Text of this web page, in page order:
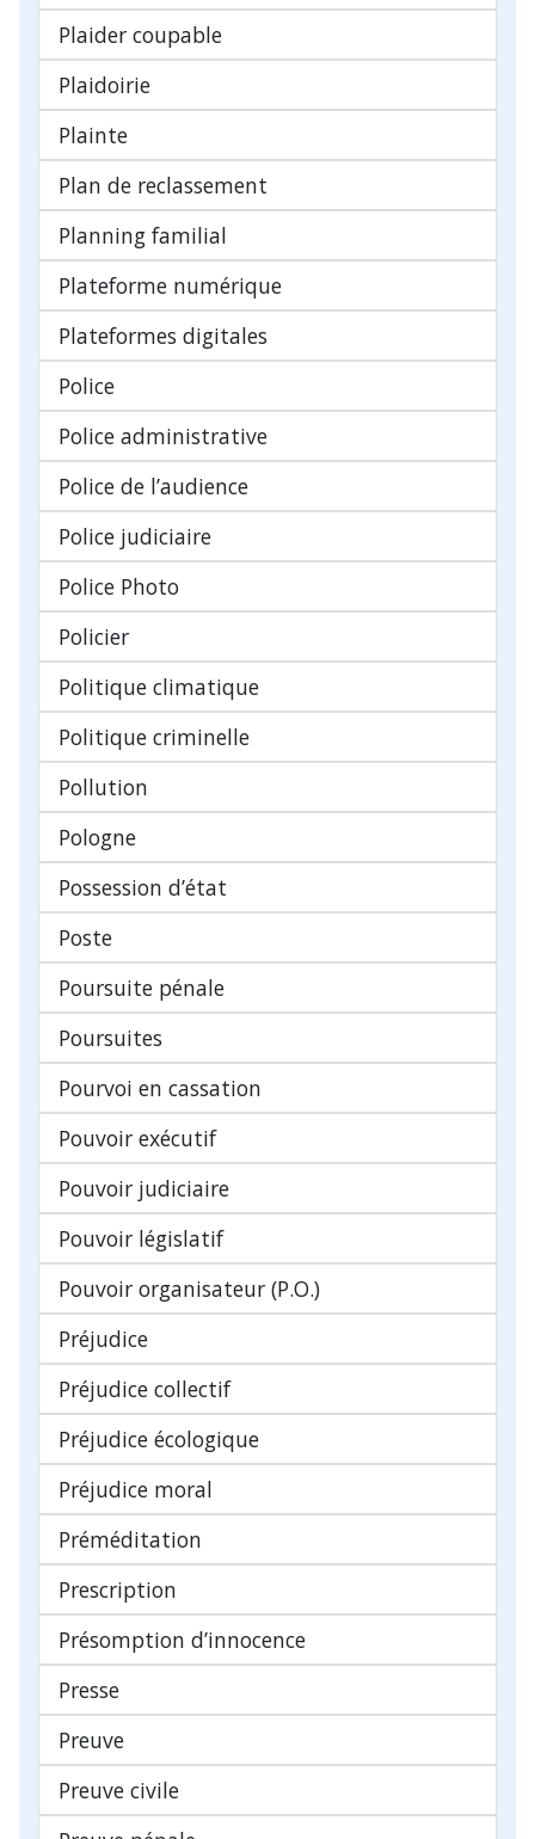
Plaider coupable
Plaidoirie
Plainte
Plan de reclassement
Planning familial
Plateforme numérique
Plateformes digitales
Police
Police administrative
Police de l’audience
Police judiciaire
Police Photo
Policier
Politique climatique
Politique criminelle
Pollution
Pologne
Possession d’état
Poste
Poursuite pénale
Poursuites
Pourvoi en cassation
Pouvoir exécutif
Pouvoir judiciaire
Pouvoir législatif
Pouvoir organisateur (P.O.)
Préjudice
Préjudice collectif
Préjudice écologique
Préjudice moral
Préméditation
Prescription
Présomption d’innocence
Presse
Preuve
Preuve civile